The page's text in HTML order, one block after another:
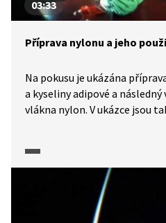
03:33
Příprava nylonu a jeho
Na pokusu je ukázána
a kyseliny adipové a
vlákna nylon. V ukázce jsou